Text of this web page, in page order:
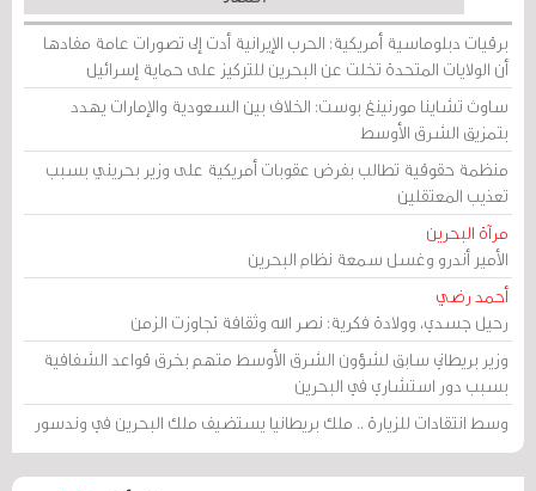
برقيات دبلوماسية أمريكية: الحرب الإيرانية أدت إلى تصورات عامة مفادها
أن الولايات المتحدة تخلت عن البحرين للتركيز على حماية إسرائيل
ساوث تشاينا مورنينغ بوست: الخلاف بين السعودية والإمارات يهدد
بتمزيق الشرق الأوسط
منظمة حقوقية تطالب بفرض عقوبات أمريكية على وزير بحريني بسبب
تعذيب المعتقلين
مرآة البحرين
الأمير أندرو وغسل سمعة نظام البحرين
أحمد رضي
رحيل جسدي، وولادة فكرية: نصر الله وثقافة تجاوزت الزمن
وزير بريطاني سابق لشؤون الشرق الأوسط متهم بخرق قواعد الشفافية
بسبب دور استشاري في البحرين
وسط انتقادات للزيارة .. ملك بريطانيا يستضيف ملك البحرين في وندسور